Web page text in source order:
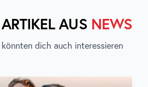
AUS NEWS
dich auch interessieren